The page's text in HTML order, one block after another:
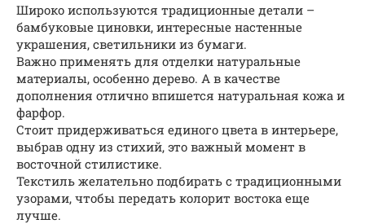
Широко используются традиционные детали –
бамбуковые циновки, интересные настенные
украшения, светильники из бумаги.
Важно применять для отделки натуральные
материалы, особенно дерево. А в качестве
дополнения отлично впишется натуральная кожа и
фарфор.
Стоит придерживаться единого цвета в интерьере,
выбрав одну из стихий, это важный момент в
восточной стилистике.
Текстиль желательно подбирать с традиционными
узорами, чтобы передать колорит востока еще
лучше.